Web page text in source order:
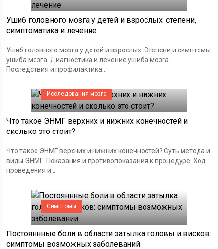
Ушиб головного мозга у детей и взрослых: степени,
симптоматика и лечение
Ушиб головного мозга у детей и взрослых. Степени и симптомы
ушиба мозга. Диагностика и лечение ушиба мозга.
Последствия и профилактика...
Исследования мозга
Что такое ЭНМГ верхних и нижних конечностей и
сколько это стоит?
Что такое ЭНМГ верхних и нижних конечностей? Суть метода и
виды ЭНМГ. Показания и противопоказания к процедуре. Ход
проведения и...
Симптомы
Постояннные боли в области затылка головы и висков:
симптомы возможных заболеваний